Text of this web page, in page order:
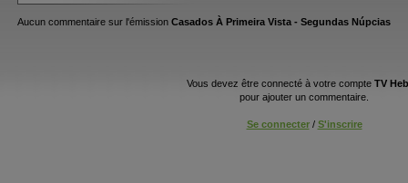
Aucun commentaire sur l'émission Casados À Primeira Vista - Segundas Núpcias
Vous devez être connecté à votre compte TV
pour ajouter un commentaire.
Se connecter/ S'inscrire